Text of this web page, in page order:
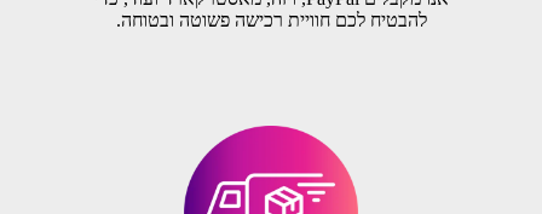
להבטיח לכם חוויית רכישה פשוטה ובטוחה.